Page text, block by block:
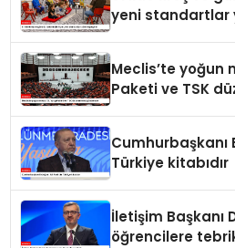
yeni standartlar
Meclis’te yoğun
Paketi ve TSK
Cumhurbaşkanı
Türkiye kitabıdır
İletişim Başkanı
öğrencilere